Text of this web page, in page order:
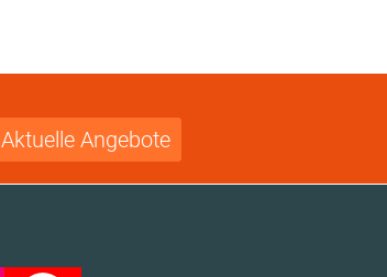
Aktuelle Angebote